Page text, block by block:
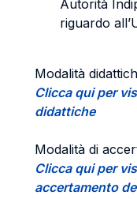
Autorità
riguardo
Modalità
Clicca qui per
didattiche
Modalità di
Clicca qui per
accertamento